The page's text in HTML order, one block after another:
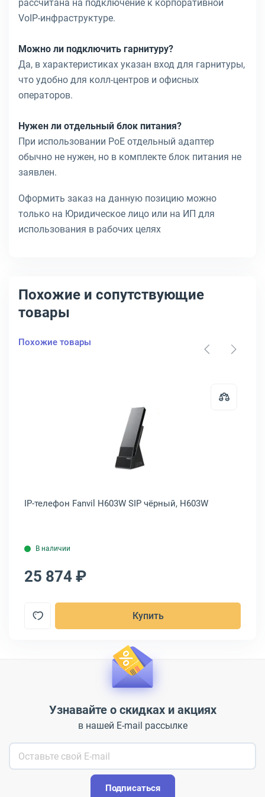
рассчитана на подключение к корпоративной
VoIP-инфраструктуре.
Можно ли подключить гарнитуру?
Да, в характеристиках указан вход для гарнитуры,
что удобно для колл-центров и офисных
операторов.
Нужен ли отдельный блок питания?
При использовании PoE отдельный адаптер
обычно не нужен, но в комплекте блок питания не
заявлен.
Оформить заказ на данную позицию можно
только на Юридическое лицо или на ИП для
использования в рабочих целях
Похожие и сопутствующие
товары
Похожие товары
Fanvil X5U-R SIP красный, X5U-RОткрыть товар: IP-телефон Fanvil
IP-телефон Fanvil H603W SIP чёрный, H603W
В наличии
25 874 ₽
Купить
Узнавайте о скидках и акциях
в нашей E-mail рассылке
Подписаться